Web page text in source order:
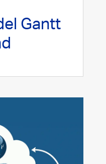
Gantt